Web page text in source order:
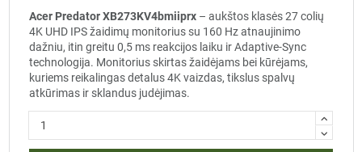
Acer Predator XB273KV4bmiiprx – aukštos klasės 27 colių
4K UHD IPS žaidimų monitorius su 160 Hz atnaujinimo
dažniu, itin greitu 0,5 ms reakcijos laiku ir Adaptive-Sync
technologija. Monitorius skirtas žaidėjams bei kūrėjams,
kuriems reikalingas detalus 4K vaizdas, tikslus spalvų
atkūrimas ir sklandus judėjimas.